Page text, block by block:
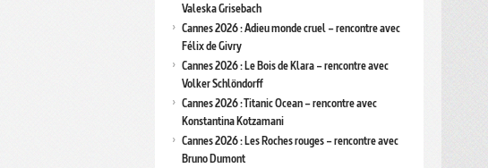
Valeska Grisebach
Cannes 2026 : Adieu monde cruel – rencontre avec
Félix de Givry
Cannes 2026 : Le Bois de Klara – rencontre avec
Volker Schlöndorff
Cannes 2026 : Titanic Ocean – rencontre avec
Konstantina Kotzamani
Cannes 2026 : Les Roches rouges – rencontre avec
Bruno Dumont